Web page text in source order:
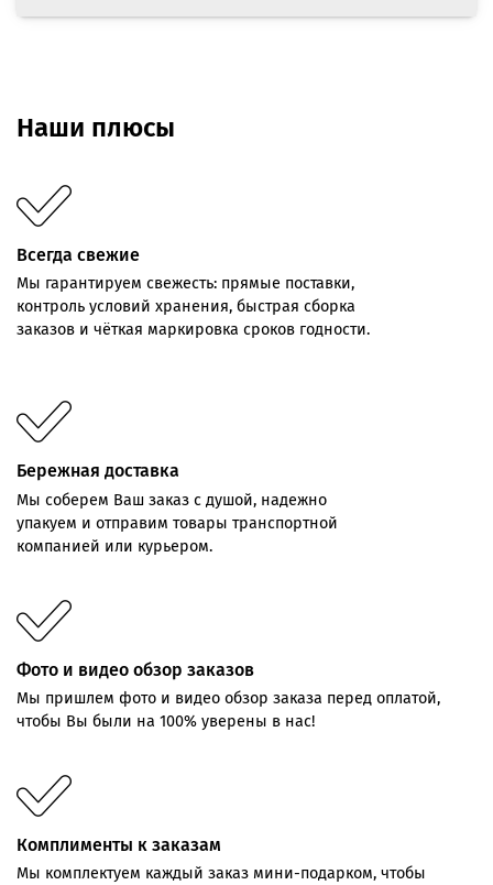
Наши плюсы
Всегда свежие
Мы гарантируем свежесть: прямые поставки,
контроль условий хранения, быстрая сборка
заказов и чёткая маркировка сроков годности.
Бережная доставка
Мы соберем Ваш заказ с душой, надежно
упакуем и отправим товары транспортной
компанией или курьером.
Фото и видео обзор заказов
Мы пришлем фото и видео обзор заказа перед оплатой,
чтобы Вы были на 100% уверены в нас!
Комплименты к заказам
Мы комплектуем каждый заказ мини-подарком, чтобы